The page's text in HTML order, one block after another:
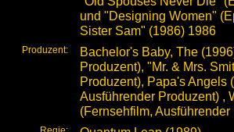
und "Designing Women"
Sister Sam" (1986) 1986
Produzent:
Bachelor's Baby, The
Produzent), "Mr. & Mrs.
Produzent), Papa's Angels
Ausführender Produzent) ,
(Fernsehfilm, Ausführender